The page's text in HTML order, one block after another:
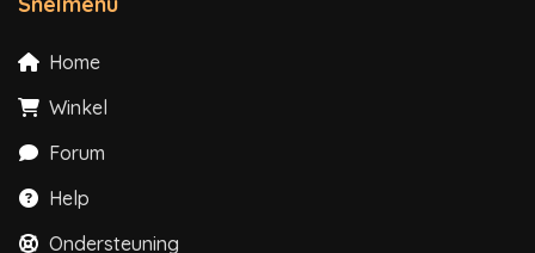
Home
Winkel
Forum
Help
Ondersteuning